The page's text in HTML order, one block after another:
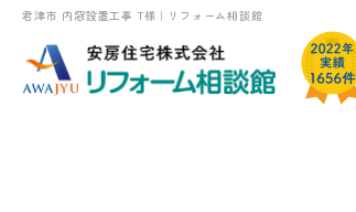
君津市 内窓設置工事 T様｜リフォーム相談館